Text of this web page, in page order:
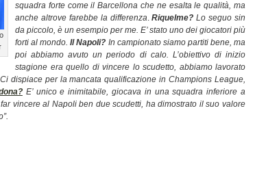
squadra forte come il Barcellona che ne esalta le qualità, ma
anche altrove farebbe la differenza.Riquelme? Lo seguo sin
da piccolo, è un esempio per me. E’ stato uno dei giocatori più
forti al mondo.Il Napoli? In campionato siamo partiti bene, ma
poi abbiamo avuto un periodo di calo. L’obiettivo di inizio
stagione era quello di vincere lo scudetto, abbiamo lavorato
dispiace per la mancata qualificazione in Champions League,
E’ unico e inimitabile, giocava in una squadra inferiore a
vincere al Napoli ben due scudetti, ha dimostrato il suo valore